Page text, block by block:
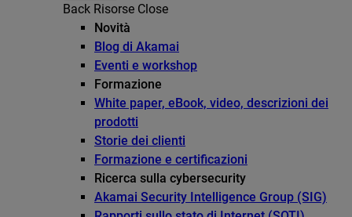
Back Risorse Close
Novità
Blog di Akamai
Eventi e workshop
Formazione
White paper, eBook, video, descrizioni dei
prodotti
Storie dei clienti
Formazione e certificazioni
Ricerca sulla cybersecurity
Akamai Security Intelligence Group (SIG)